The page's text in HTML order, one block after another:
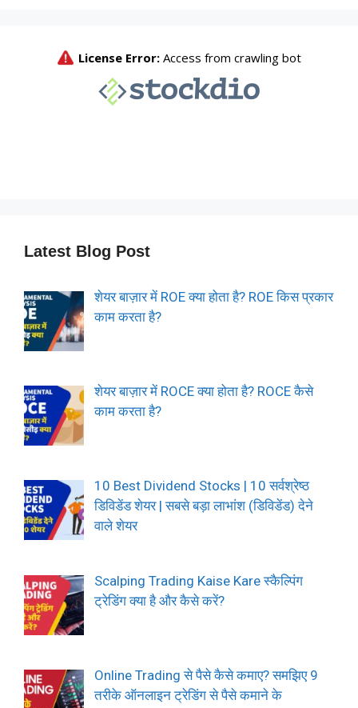
Latest Blog Post
शेयर बाज़ार में ROE क्या होता है? ROE किस प्रकार
काम करता है?
शेयर बाज़ार में ROCE क्या होता है? ROCE कैसे
काम करता है?
10 Best Dividend Stocks | 10 सर्वश्रेष्ठ
डिविडेंड शेयर | सबसे बड़ा लाभांश (डिविडेंड) देने
वाले शेयर
Scalping Trading Kaise Kare स्कैल्पिंग
ट्रेडिंग क्या है और कैसे करें?
Online Trading से पैसे कैसे कमाए? समझिए 9
तरीके ऑनलाइन ट्रेडिंग से पैसे कमाने के